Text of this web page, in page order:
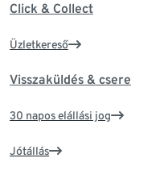
Click & Collect
Üzletkereső
Visszaküldés & csere
30 napos elállási jog
Jótállás